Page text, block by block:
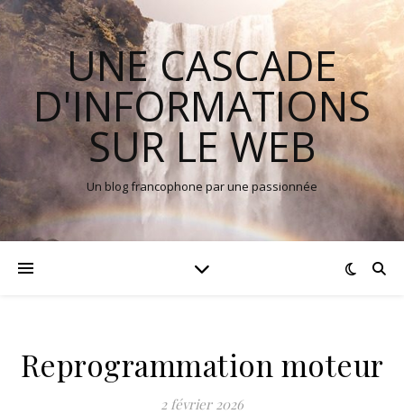
UNE CASCADE
D'INFORMATIONS
SUR LE WEB
Un blog francophone par une passionnée
Reprogrammation moteur
2 février 2026